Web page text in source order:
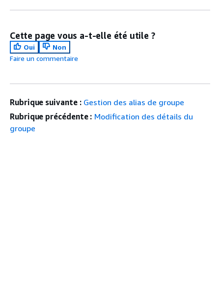
Cette page vous a-t-elle été utile ?
Oui
Non
Faire un commentaire
Rubrique suivante : Gestion des alias de groupe
Rubrique précédente : Modification des détails du
groupe